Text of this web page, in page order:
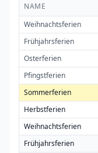
NAME
Weihnachtsferien
Frühjahrsferien
Osterferien
Pfingstferien
Sommerferien
Herbstferien
Weihnachtsferien
Frühjahrsferien